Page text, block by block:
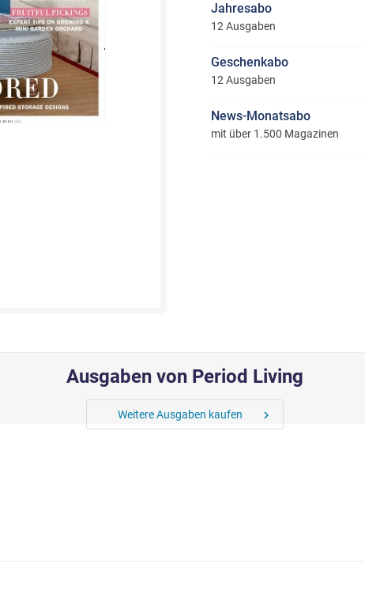
Jahresabo
12 Ausgaben
Geschenkabo
12 Ausgaben
News-Monatsabo
mit über 1.500 Magazinen
Ausgaben von Period Living
Weitere Ausgaben kaufen chevron_right